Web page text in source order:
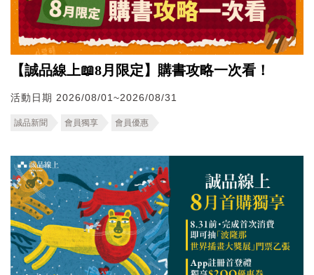
【誠品線上📖8月限定】購書攻略一次看！
活動日期 2026/08/01~2026/08/31
誠品新聞 會員獨享 會員優惠